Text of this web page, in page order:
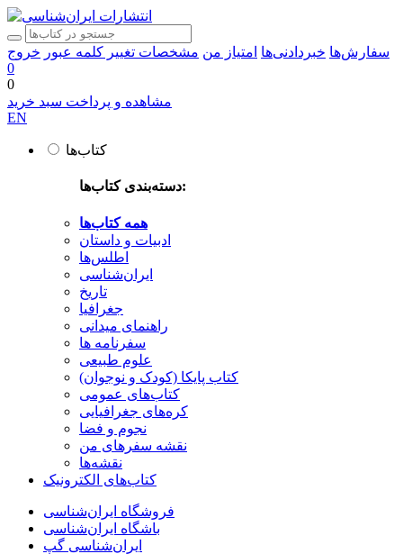
سفارش‌ها خبردادنی‌ها امتیاز من مشخصات تغییر کلمه عبور خروج
0
0
مشاهده و پرداخت سبد خرید
EN
کتاب‌ها
دسته‌بندی کتاب‌ها:
همه کتاب‌ها
ادبیات و داستان
اطلس‌ها
ایران‌شناسی
تاریخ
جغرافیا
راهنمای میدانی
سفرنامه‌ ها
علوم طبیعی
کتاب‌ پایکا (کودک و نوجوان)
کتاب‌های عمومی
کره‌های جغرافیایی
نجوم و فضا
نقشه سفرهای من
نقشه‌ها
کتاب‌های الکترونیک
فروشگاه ایران‌شناسی
باشگاه ایران‌شناسی
ایران‌شناسی گپ